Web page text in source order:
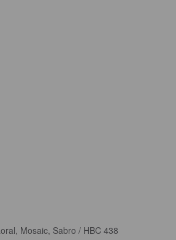
Mosaic, Sabro / HBC 438